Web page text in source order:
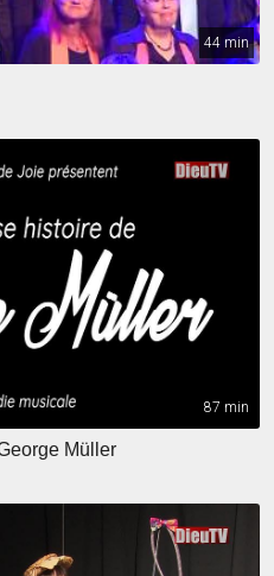
44 min
87 min
Müller